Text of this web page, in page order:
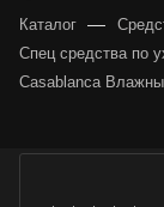
Каталог —
Спец средства по
Casablanca